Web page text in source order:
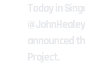
Today in
announced
Project.